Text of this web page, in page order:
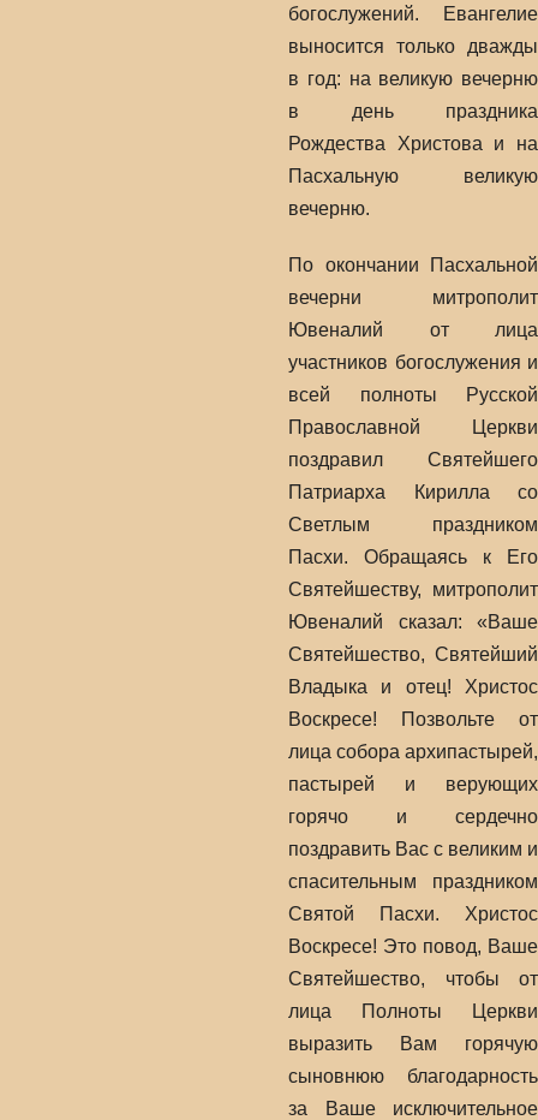
богослужений. Евангелие
выносится только дважды
в год: на великую вечерню
в день праздника
Рождества Христова и на
Пасхальную великую
вечерню.
По окончании Пасхальной
вечерни митрополит
Ювеналий от лица
участников богослужения и
всей полноты Русской
Православной Церкви
поздравил Святейшего
Патриарха Кирилла со
Светлым праздником
Пасхи. Обращаясь к Его
Святейшеству, митрополит
Ювеналий сказал: «Ваше
Святейшество, Святейший
Владыка и отец! Христос
Воскресе! Позвольте от
лица собора архипастырей,
пастырей и верующих
горячо и сердечно
поздравить Вас с великим и
спасительным праздником
Святой Пасхи. Христос
Воскресе! Это повод, Ваше
Святейшество, чтобы от
лица Полноты Церкви
выразить Вам горячую
сыновнюю благодарность
за Ваше исключительное